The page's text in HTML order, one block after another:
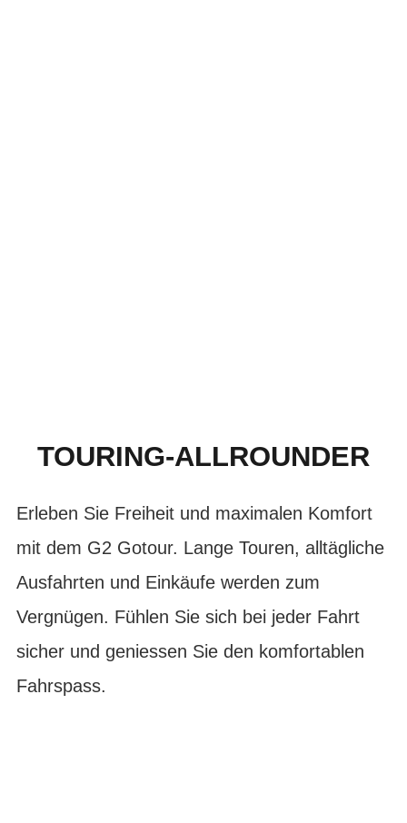
TOURING-ALLROUNDER
Erleben Sie Freiheit und maximalen Komfort
mit dem G2 Gotour. Lange Touren, alltägliche
Ausfahrten und Einkäufe werden zum
Vergnügen. Fühlen Sie sich bei jeder Fahrt
sicher und geniessen Sie den komfortablen
Fahrspass.